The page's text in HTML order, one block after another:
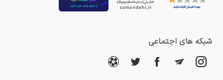
شبکه های اجتماعی